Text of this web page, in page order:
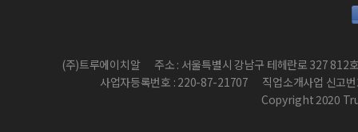
(주)트루에이치알
주소 : 서울특별시 강남구 테헤란로 327 812
사업자등록번호 : 220-87-21707
직업소개사업 신고
Copyright 2020